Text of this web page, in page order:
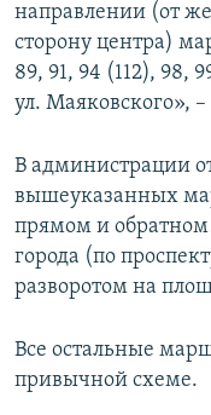
направлении (от
сторону центра)
89, 91, 94 (112), 98,
ул. Маяковского»,
В администрации
вышеуказанных
прямом и обратном
города (по
разворотом на
Все остальные
привычной схеме.